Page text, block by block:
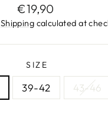
Regular
price
€19,90
Shipping calculated at
SIZE
39-42 43-46